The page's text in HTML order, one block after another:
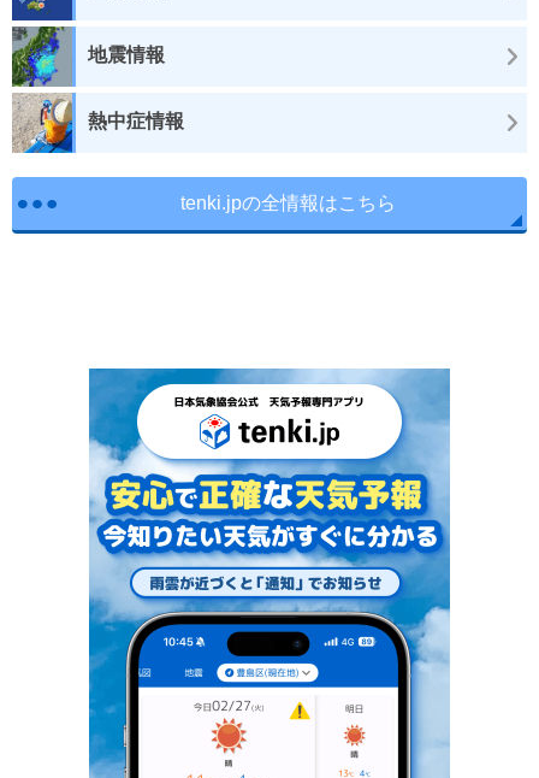
地震情報
熱中症情報
tenki.jpの全情報はこちら